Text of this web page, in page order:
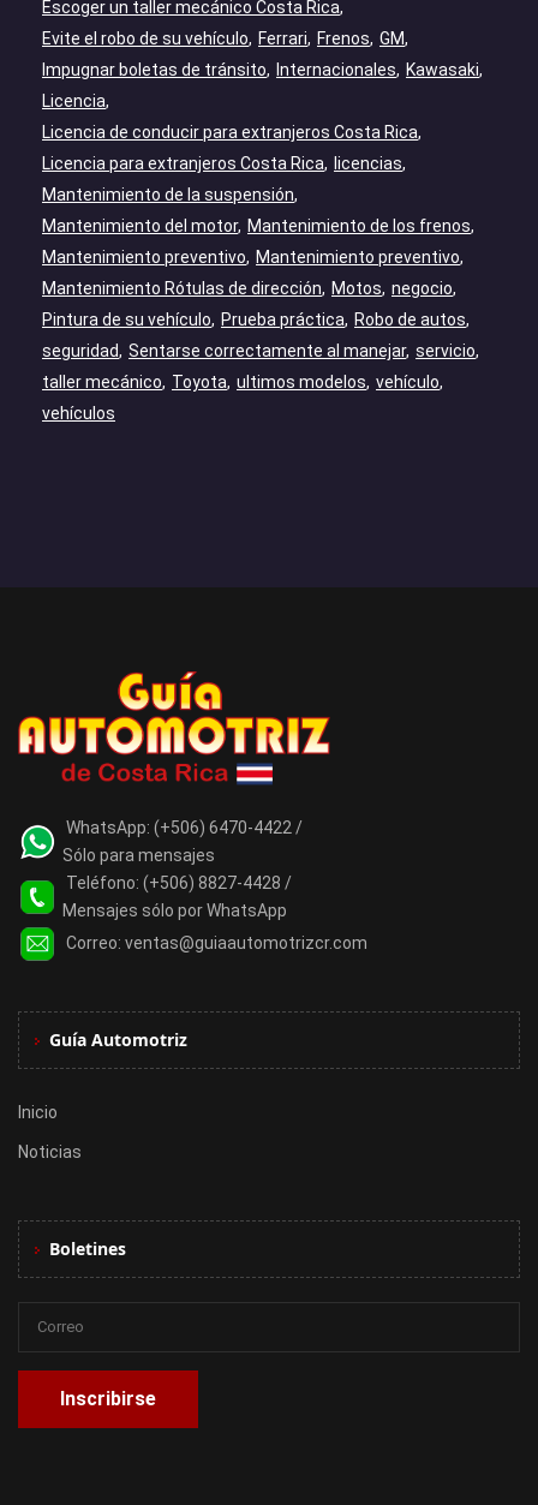
Escoger un taller mecánico Costa Rica
Evite el robo de su vehículo
Ferrari Frenos GM
Impugnar boletas de tránsito
Internacionales
Kawasaki
Licencia
Licencia de conducir para extranjeros Costa Rica
Licencia para extranjeros Costa Rica
licencias
Mantenimiento de la suspensión
Mantenimiento del motor
Mantenimiento de los frenos
Mantenimiento preventivo
Mantenimiento preventivo
Mantenimiento Rótulas de dirección
Motos negocio
Pintura de su vehículo
Prueba práctica
Robo de autos
seguridad
Sentarse correctamente al manejar servicio
taller mecánico
Toyota ultimos modelos vehículo
vehículos
WhatsApp: (+506) 6470-4422 /
Sólo para mensajes
Teléfono: (+506) 8827-4428 /
Mensajes sólo por WhatsApp
Correo: ventas@guiaautomotrizcr.com
Guía Automotriz
Inicio
Noticias
Boletines